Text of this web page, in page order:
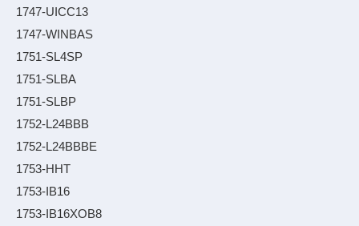
1747-UICC13
1747-WINBAS
1751-SL4SP
1751-SLBA
1751-SLBP
1752-L24BBB
1752-L24BBBE
1753-HHT
1753-IB16
1753-IB16XOB8